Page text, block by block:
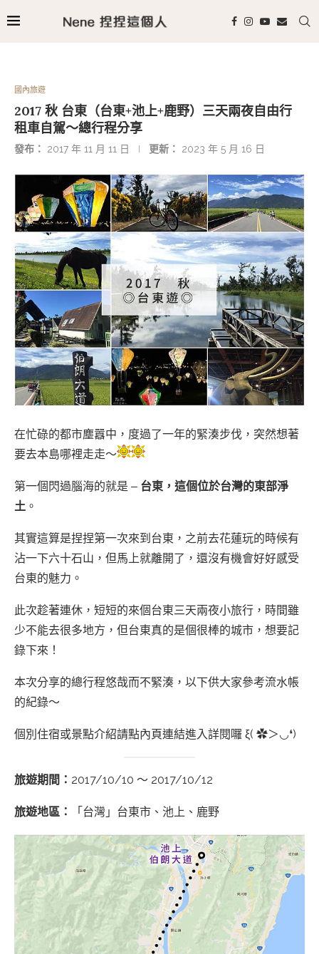
國內旅遊
2017 秋 台東（台東+池上+鹿野）三天兩夜自由行
租車自駕～總行程分享
發布： 2017 年 11 月 11 日 更新： 2023 年 5 月 16 日
在忙碌的都市塵囂中，度過了一年的緊湊步伐，突然想著
要去本島哪裡走走～
第一個閃過腦海的就是 ‒ 台東，這個位於台灣的東部淨
土 。
其實這算是捏捏第一次來到台東，之前去花蓮玩的時候有
沾一下六十石山，但馬上就離開了，還沒有機會好好感受
台東的魅力。
此次趁著連休，短短的來個台東三天兩夜小旅行，時間雖
少不能去很多地方，但台東真的是個很棒的城市，想要記
錄下來！
本次分享的總行程悠哉而不緊湊，以下供大家參考流水帳
的紀錄～
個別住宿或景點介紹請點內頁連結進入詳閱囉 ξ( ✿＞◡❛)
旅遊期間： 2017/10/10 ～ 2017/10/12
旅遊地區： 「台灣」台東市、池上、鹿野